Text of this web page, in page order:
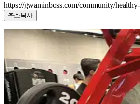
https://gwaminboss.com/community/
주소복사